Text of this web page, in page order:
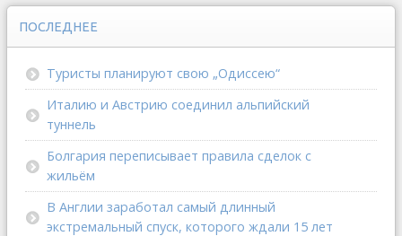
ПОСЛЕДНЕЕ
Туристы планируют свою „Одиссею“
Италию и Австрию соединил альпийский
туннель
Болгария переписывает правила сделок с
жильём
В Англии заработал самый длинный
экстремальный спуск, которого ждали 15 лет